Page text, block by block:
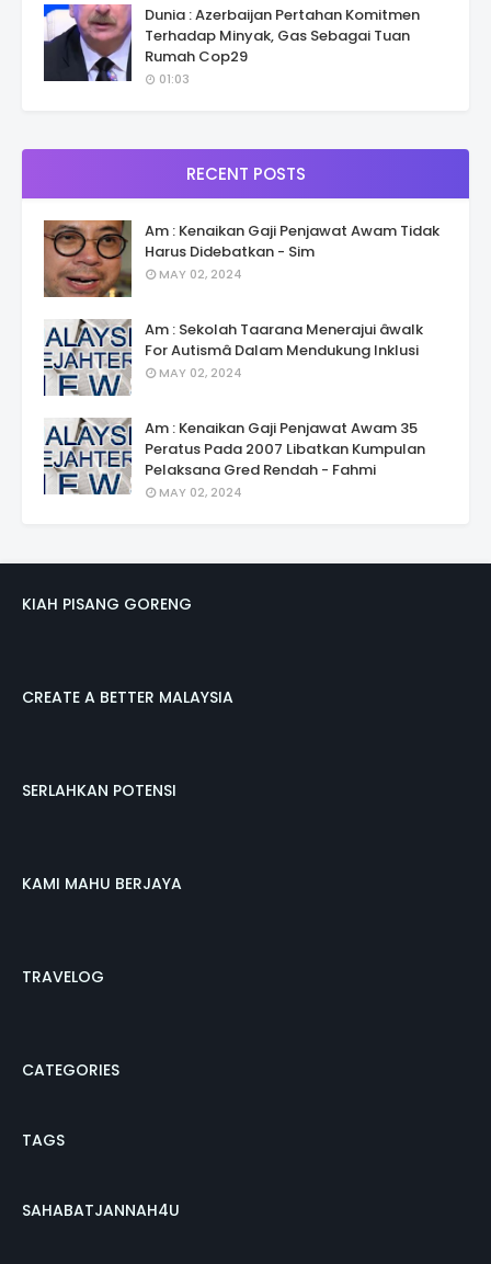
Dunia : Azerbaijan Pertahan Komitmen
Terhadap Minyak, Gas Sebagai Tuan
Rumah Cop29
01:03
RECENT POSTS
Am : Kenaikan Gaji Penjawat Awam Tidak
Harus Didebatkan - Sim
MAY 02, 2024
Am : Sekolah Taarana Menerajui âwalk
For Autismâ Dalam Mendukung Inklusi
MAY 02, 2024
Am : Kenaikan Gaji Penjawat Awam 35
Peratus Pada 2007 Libatkan Kumpulan
Pelaksana Gred Rendah - Fahmi
MAY 02, 2024
KIAH PISANG GORENG
CREATE A BETTER MALAYSIA
SERLAHKAN POTENSI
KAMI MAHU BERJAYA
TRAVELOG
CATEGORIES
TAGS
SAHABATJANNAH4U